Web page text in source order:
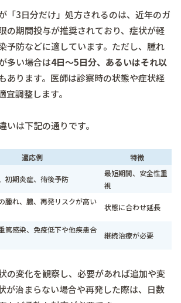
「3日分だけ」処方されるのは、近年のガ
の期間投与が推奨されており、症状が軽
予防などに適しています。ただし、腫れ
多い場合は4日～5日分、あるいはそれ以
あります。医師は診察時の状態や症状経
宜調整します。
いは下記の通りです。
適応例 特徴
初期炎症、術後予防
最短期間、安全性重
視
腫れ、膿、再発リスクが高い
状態に合わせ延長
篤感染、免疫低下や他疾患合
継続治療が必要
の変化を観察し、必要があれば追加や変
が治まらない場合や再発した際は、日数